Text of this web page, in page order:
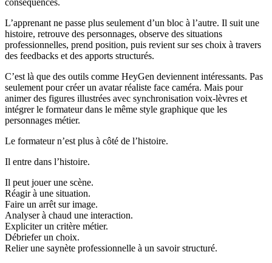
conséquences.
L’apprenant ne passe plus seulement d’un bloc à l’autre. Il suit une
histoire, retrouve des personnages, observe des situations
professionnelles, prend position, puis revient sur ses choix à travers
des feedbacks et des apports structurés.
C’est là que des outils comme HeyGen deviennent intéressants. Pas
seulement pour créer un avatar réaliste face caméra. Mais pour
animer des figures illustrées avec synchronisation voix-lèvres et
intégrer le formateur dans le même style graphique que les
personnages métier.
Le formateur n’est plus à côté de l’histoire.
Il entre dans l’histoire.
Il peut jouer une scène.
Réagir à une situation.
Faire un arrêt sur image.
Analyser à chaud une interaction.
Expliciter un critère métier.
Débriefer un choix.
Relier une saynète professionnelle à un savoir structuré.